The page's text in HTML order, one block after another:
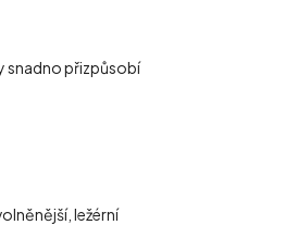
snadno přizpůsobí
ležérní